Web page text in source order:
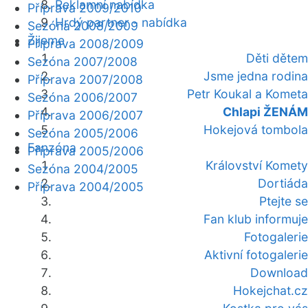
Reklamní nabídka
Hrdý partner - nabídka
Žijeme
Děti dětem
Jsme jedna rodina
Petr Koukal a Kometa
Chlapi ŽENÁM
Hokejová tombola
Fanzóna
Království Komety
Dortiáda
Ptejte se
Fan klub informuje
Fotogalerie
Aktivní fotogalerie
Download
Hokejchat.cz
Příprava 2009/2010
Sezóna 2008/2009
Příprava 2008/2009
Sezóna 2007/2008
Příprava 2007/2008
Sezóna 2006/2007
Příprava 2006/2007
Sezóna 2005/2006
Příprava 2005/2006
Sezóna 2004/2005
Příprava 2004/2005